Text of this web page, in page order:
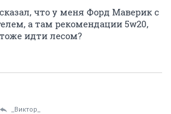
что у меня Форд Маверик с
а там рекомендации 5w20,
идти лесом?
_Виктор_